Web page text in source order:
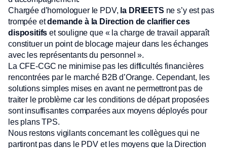
Chargée d’homologuer le PDV, la DRIEETS ne s’y est pas
trompée etdemande à la Direction de clarifier ces
dispositifs et souligne que « la charge de travail apparaît
constituer un point de blocage majeur dans les échanges
avec les représentants du personnel ».
La CFE-CGC ne minimise pas les difficultés financières
rencontrées par le marché B2B d’Orange. Cependant, les
solutions simples mises en avant ne permettront pas de
traiter le problème car les conditions de départ proposées
sont insuffisantes comparées aux moyens déployés pour
les plans TPS.
Nous restons vigilants concernant les collègues qui ne
partiront pas dans le PDV et les moyens que la Direction